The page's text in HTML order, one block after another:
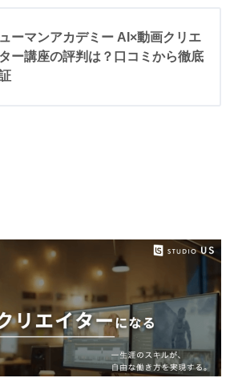
ーマンアカデミー AI×動画クリエ
ー講座の評判は？口コミから徹底